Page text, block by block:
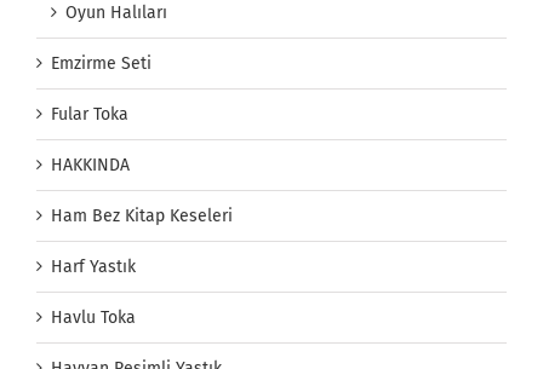
Oyun Halıları
Emzirme Seti
Fular Toka
HAKKINDA
Ham Bez Kitap Keseleri
Harf Yastık
Havlu Toka